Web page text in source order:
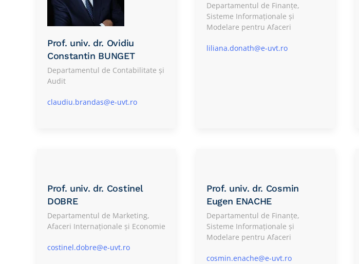
Prof. univ. dr. Ovidiu
Constantin BUNGET
Departamentul de Contabilitate și
Audit
claudiu.brandas@e-uvt.ro
Departamentul de Finanțe,
Sisteme Informaționale și
Modelare pentru Afaceri
liliana.donath@e-uvt.ro
Prof. univ. dr. Costinel
DOBRE
Departamentul de Marketing,
Afaceri Internaționale și Economie
costinel.dobre@e-uvt.ro
Prof. univ. dr. Cosmin
Eugen ENACHE
Departamentul de Finanțe,
Sisteme Informaționale și
Modelare pentru Afaceri
cosmin.enache@e-uvt.ro